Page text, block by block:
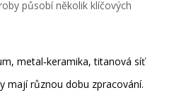
působí několik klíčových
metal‑keramika, titanová síť
mají různou dobu zpracování.